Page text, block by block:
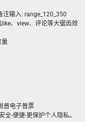
输入: range_120_350
、view、评论等大锯齿效
量
普电子普票
全-便捷-更保护个人隐私。